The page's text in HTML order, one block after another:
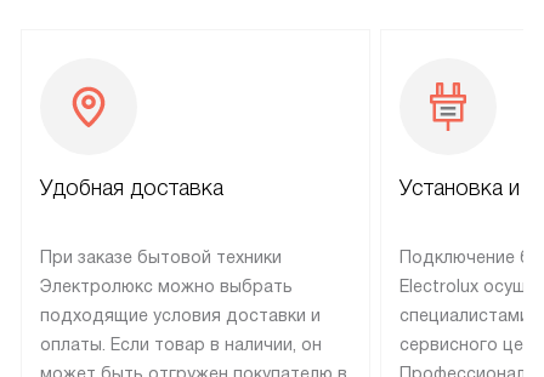
Удобная доставка
При заказе бытовой техники
Электролюкс можно выбрать
подходящие условия доставки и
оплаты. Если товар в наличии, он
Установка и
Подключение
Electrolux
специалистами
сервисного